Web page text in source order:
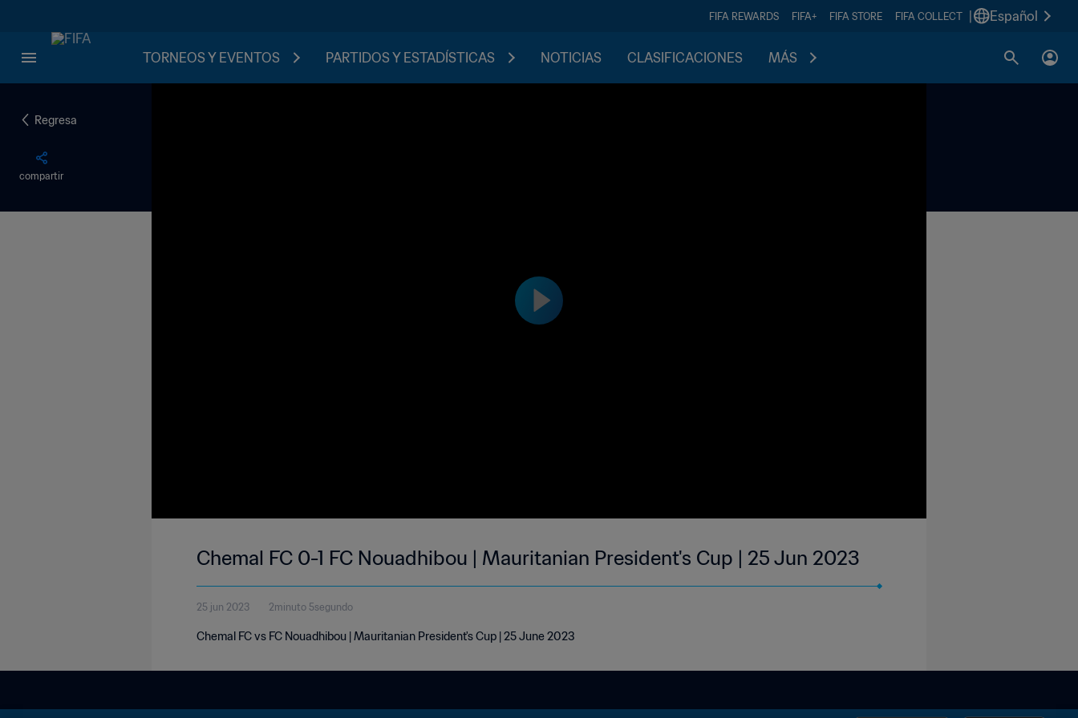
FIFA REWARDS FIFA+ FIFA STORE FIFA COLLECT Español
TORNEOS Y EVENTOS PARTIDOS Y ESTADÍSTICAS NOTICIAS CLASIFICACIONES MÁS
Regresa
compartir
Chemal FC 0-1 FC Nouadhibou | Mauritanian President's Cup | 25 Jun 2023
25 jun 2023 2minuto 5segundo
Chemal FC vs FC Nouadhibou | Mauritanian President's Cup | 25 June 2023